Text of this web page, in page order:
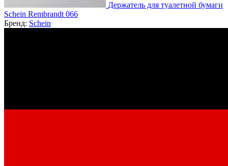
Держатель для туалетной бумаги
Schein Rembrandt 066
Бренд: Schein